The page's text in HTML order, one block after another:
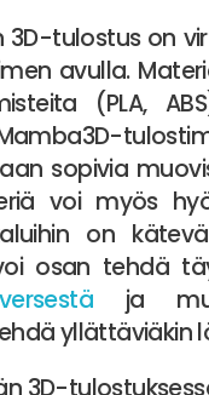
3D-tulostus on
avulla.
(PLA,
sopivia
voi myös
on
osan tehdä
ja
yllättäviäkin
3D-